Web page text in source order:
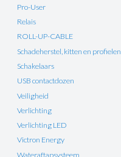
Pro-User
Relais
ROLL-UP-CABLE
Schadeherstel, kitten en profielen
Schakelaars
USB contactdozen
Veiligheid
Verlichting
Verlichting LED
Victron Energy
Wateraftapsysteem